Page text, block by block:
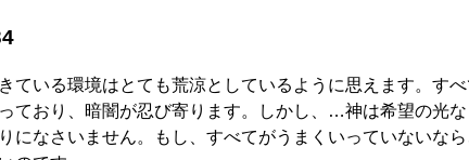
ている環境はとても荒涼としているように思えます。すべ
ており、暗闇が忍び寄ります。しかし、…神は希望の光な
になさいません。もし、すべてがうまくいっていないなら